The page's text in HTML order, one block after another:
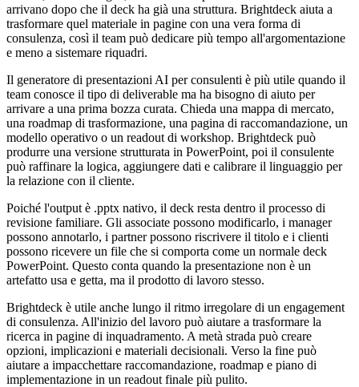
arrivano dopo che il deck ha già una struttura. Brightdeck aiuta a
trasformare quel materiale in pagine con una vera forma di
consulenza, così il team può dedicare più tempo all'argomentazione
e meno a sistemare riquadri.
Il generatore di presentazioni AI per consulenti è più utile quando il
team conosce il tipo di deliverable ma ha bisogno di aiuto per
arrivare a una prima bozza curata. Chieda una mappa di mercato,
una roadmap di trasformazione, una pagina di raccomandazione, un
modello operativo o un readout di workshop. Brightdeck può
produrre una versione strutturata in PowerPoint, poi il consulente
può raffinare la logica, aggiungere dati e calibrare il linguaggio per
la relazione con il cliente.
Poiché l'output è .pptx nativo, il deck resta dentro il processo di
revisione familiare. Gli associate possono modificarlo, i manager
possono annotarlo, i partner possono riscrivere il titolo e i clienti
possono ricevere un file che si comporta come un normale deck
PowerPoint. Questo conta quando la presentazione non è un
artefatto usa e getta, ma il prodotto di lavoro stesso.
Brightdeck è utile anche lungo il ritmo irregolare di un engagement
di consulenza. All'inizio del lavoro può aiutare a trasformare la
ricerca in pagine di inquadramento. A metà strada può creare
opzioni, implicazioni e materiali decisionali. Verso la fine può
aiutare a impacchettare raccomandazione, roadmap e piano di
implementazione in un readout finale più pulito.